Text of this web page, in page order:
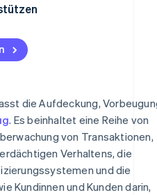
2026
Stripe Lösungen für die
die Aufdeckung,
. Es beinhaltet eine Reihe von
von Transaktionen,
Verhaltens, die
und die
Kundinnen und Kunden darin,